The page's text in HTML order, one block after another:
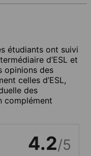
étudiants ont suivi
d’ESL et
opinions des
celles d’ESL,
des
complément
4.2/5